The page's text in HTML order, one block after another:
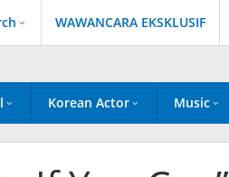
WAWANCARA EKSKLUSIF
Korean Actor Music